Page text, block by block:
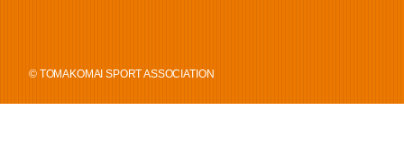
© TOMAKOMAI SPORT ASSOCIATION